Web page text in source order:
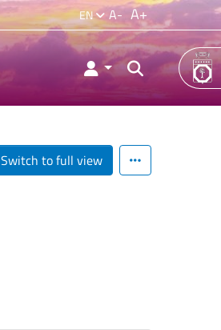
EN A- A+
Switch to full view